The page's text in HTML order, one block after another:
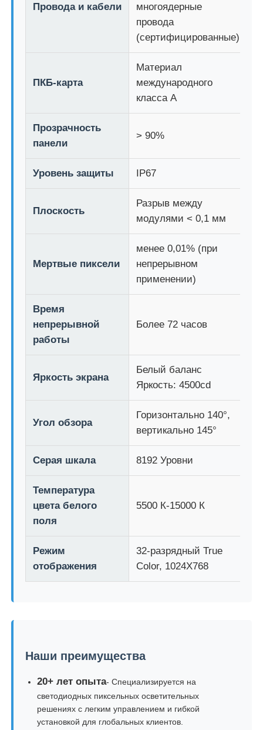
Провода и кабели
многоядерные
провода
(сертифицированные)
ПКБ-карта
Материал
международного
класса А
Прозрачность
панели
> 90%
Уровень защиты IP67
Плоскость
Разрыв между
модулями < 0,1 мм
Мертвые пиксели
менее 0,01% (при
непрерывном
применении)
Время
непрерывной
работы
Более 72 часов
Яркость экрана
Белый баланс
Яркость: 4500cd
Угол обзора
Горизонтально 140°,
вертикально 145°
Серая шкала 8192 Уровни
Температура
цвета белого
поля
5500 К-15000 К
Режим
отображения
32-разрядный True
Color, 1024X768
Наши преимущества
20+ лет опыта- Специализируется на
светодиодных пиксельных осветительных
решениях с легким управлением и гибкой
установкой для глобальных клиентов.